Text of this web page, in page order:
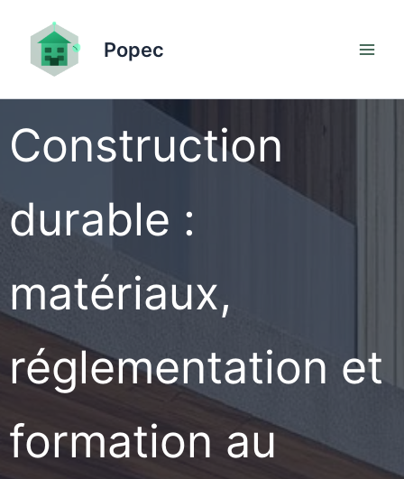
contenu
Popec
Construction
durable :
matériaux,
réglementation et
formation au